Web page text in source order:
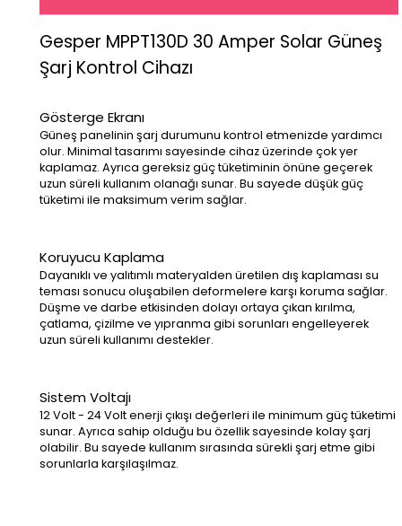
Gesper MPPT130D 30 Amper Solar Güneş
Şarj Kontrol Cihazı
Gösterge Ekranı
Güneş panelinin şarj durumunu kontrol etmenizde yardımcı
olur. Minimal tasarımı sayesinde cihaz üzerinde çok yer
kaplamaz. Ayrıca gereksiz güç tüketiminin önüne geçerek
uzun süreli kullanım olanağı sunar. Bu sayede düşük güç
tüketimi ile maksimum verim sağlar.
Koruyucu Kaplama
Dayanıklı ve yalıtımlı materyalden üretilen dış kaplaması su
teması sonucu oluşabilen deformelere karşı koruma sağlar.
Düşme ve darbe etkisinden dolayı ortaya çıkan kırılma,
çatlama, çizilme ve yıpranma gibi sorunları engelleyerek
uzun süreli kullanımı destekler.
Sistem Voltajı
12 Volt - 24 Volt enerji çıkışı değerleri ile minimum güç tüketimi
sunar. Ayrıca sahip olduğu bu özellik sayesinde kolay şarj
olabilir. Bu sayede kullanım sırasında sürekli şarj etme gibi
sorunlarla karşılaşılmaz.